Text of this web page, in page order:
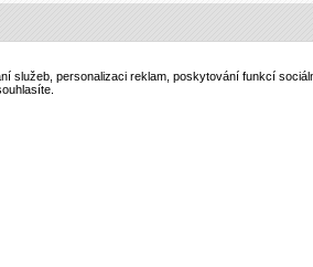
služeb, personalizaci reklam, poskytování funkcí